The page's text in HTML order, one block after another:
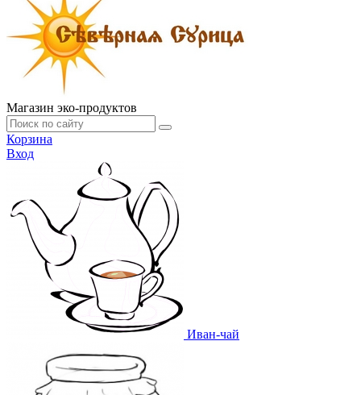
Магазин эко-продуктов
Корзина
Вход
Иван-чай